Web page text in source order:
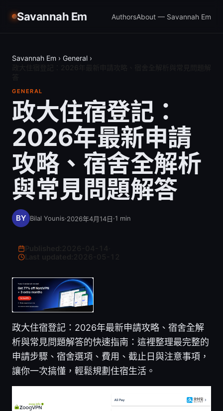
Savannah Em AuthorsAbout — Savannah Em
Savannah Em › General ›
GENERAL
政大住宿登記：
2026年最新申請
攻略、宿舍全解析
與常見問題解答
Bilal Younis·2026年4月14日·1 min
Last updated:
政大住宿登記：2026年最新申請攻略、宿舍全解
析與常見問題解答的快速指南：這裡整理最完整的
申請步驟、宿舍選項、費用、截止日與注意事項，
讓你一次搞懂，輕鬆規劃住宿生活。